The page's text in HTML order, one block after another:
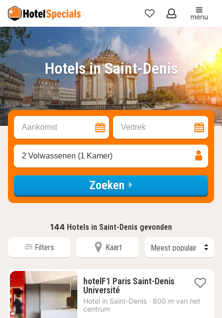
Mijn
favorieten
menu
Hotels in Saint-Denis
Aankomst Vertrek
2 Volwassenen (1 Kamer)
Zoeken
144 Hotels in Saint-Denis gevonden
Filters Kaart
hotelF1 Paris Saint-Denis
Université1
nacht
Hotel in Saint-Denis · 800 m van het
centrum